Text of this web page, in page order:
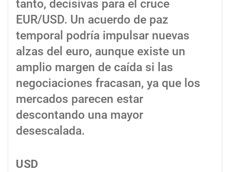
tanto, decisivas para el cruce
EUR/USD. Un acuerdo de paz
temporal podría impulsar nuevas
alzas del euro, aunque existe un
amplio margen de caída si las
negociaciones fracasan, ya que los
mercados parecen estar
descontando una mayor
desescalada.
USD